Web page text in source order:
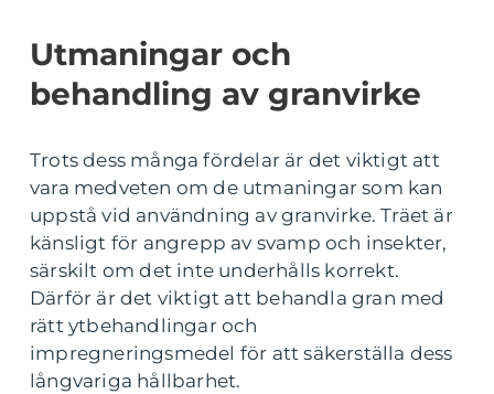
Utmaningar och
behandling av granvirke
Trots dess många fördelar är det viktigt att
vara medveten om de utmaningar som kan
uppstå vid användning av granvirke. Träet är
känsligt för angrepp av svamp och insekter,
särskilt om det inte underhålls korrekt.
Därför är det viktigt att behandla gran med
rätt ytbehandlingar och
impregneringsmedel för att säkerställa dess
långvariga hållbarhet.